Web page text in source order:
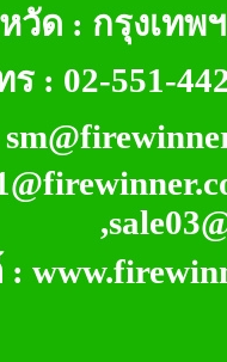
วัด : กรุงเท
ร : 02-551-
: